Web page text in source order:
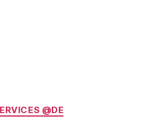
Categories
@DE